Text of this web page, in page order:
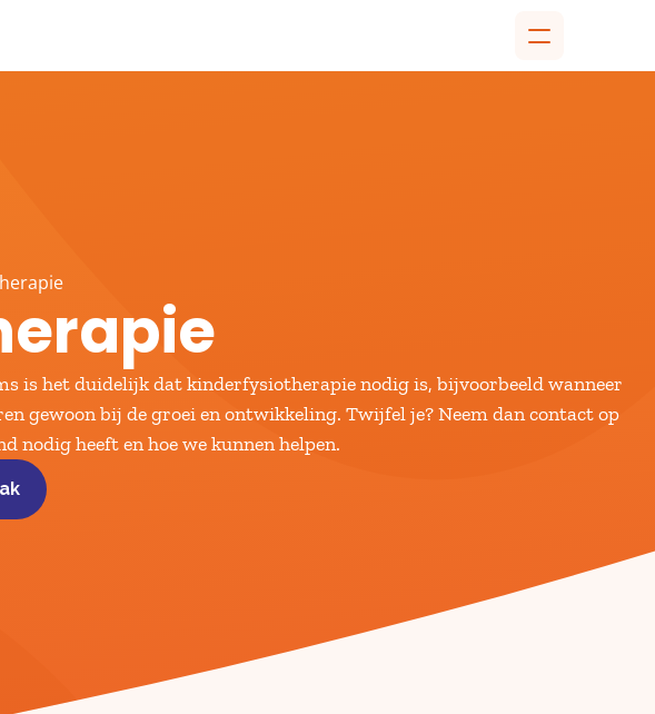
is het duidelijk dat kinderfysiotherapie nodig is, bijvoorbeeld wanneer
gewoon bij de groei en ontwikkeling. Twijfel je? Neem dan contact op
nodig heeft en hoe we kunnen helpen.